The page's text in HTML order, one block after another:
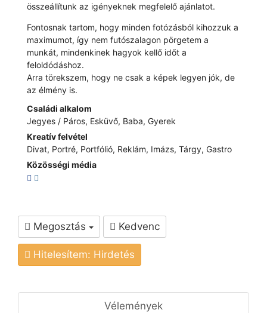
összeállítunk az igényeknek megfelelő ajánlatot.
Fontosnak tartom, hogy minden fotózásból kihozzuk a
maximumot, így nem futószalagon pörgetem a
munkát, mindenkinek hagyok kellő időt a
feloldódáshoz.
Arra törekszem, hogy ne csak a képek legyen jók, de
az élmény is.
Családi alkalom
Jegyes / Páros, Esküvő, Baba, Gyerek
Kreatív felvétel
Divat, Portré, Portfólió, Reklám, Imázs, Tárgy, Gastro
Közösségi média
Megosztás Kedvenc
Hitelesítem: Hirdetés
Vélemények